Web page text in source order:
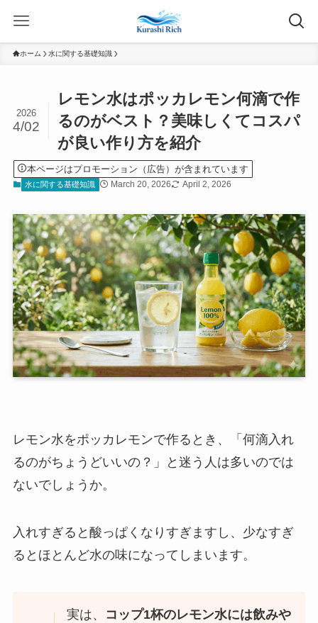
ホーム 水に関する基礎知識
レモン水はポッカレモン何滴で作
るのがベスト？美味しくてコスパ
が良い作り方を紹介
2026
4/02
本ページはプロモーション（広告）が含まれています
水に関する基礎知識 March 20, 2026 April 2, 2026
レモン水をポッカレモンで作るとき、「何滴入れ
るのがちょうどいいの？」と迷う人は多いのでは
ないでしょうか。
入れすぎると酸っぱくなりすぎますし、少なすぎ
るとほとんど水の味になってしまいます。
実は、 コップ1杯のレモン水には飲みや